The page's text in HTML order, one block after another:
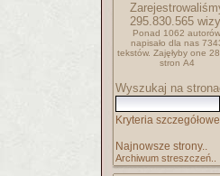
295.830.565
Ponad 1062 autorów
napisało dla nas
tekstów. Zajęłyby one
stron A4
Wyszukaj na
Kryteria szczegółowe
Najnowsze strony..
Archiwum streszczeń..